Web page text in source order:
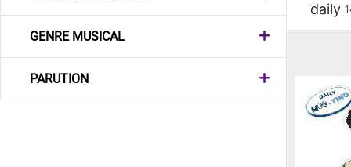
GENRE MUSICAL
PARUTION
daily